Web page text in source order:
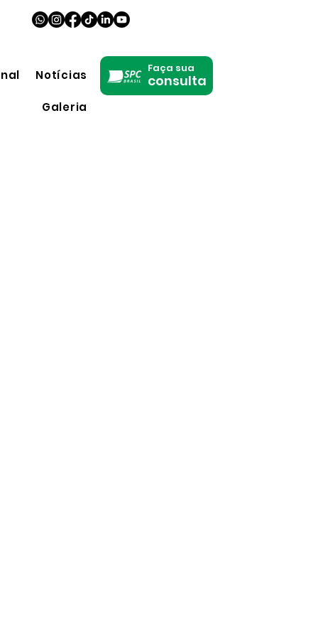
Notícias
Galeria
Faça sua
consulta